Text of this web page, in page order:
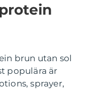
brun utan sol
populära är
sprayer,